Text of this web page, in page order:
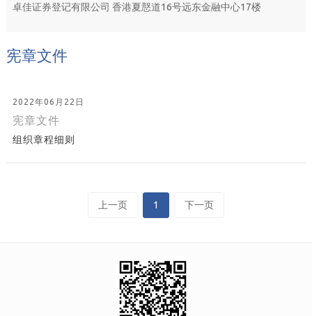
卓佳证券登记有限公司 香港夏慤道16号远东金融中心17楼
宪章文件
2022年06月22日
宪章文件
组织章程细则
上一页 1 下一页